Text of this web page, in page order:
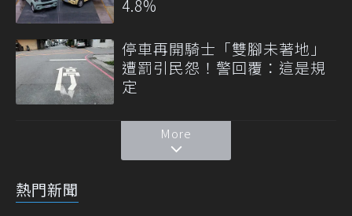
4.8%
停車再開騎士「雙腳未著地」
遭罰引民怨！警回覆：這是規
定
More
熱門新聞